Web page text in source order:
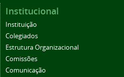
Institucional
Instituição
Colegiados
Estrutura Organizacional
Comissões
Comunicação